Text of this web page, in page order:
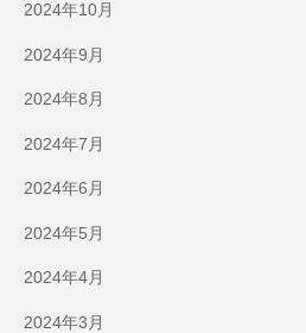
2024年10月
2024年9月
2024年8月
2024年7月
2024年6月
2024年5月
2024年4月
2024年3月